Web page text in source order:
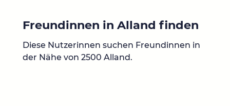
Freundinnen in Alland finden
Diese Nutzerinnen suchen Freundinnen in
der Nähe von 2500 Alland.